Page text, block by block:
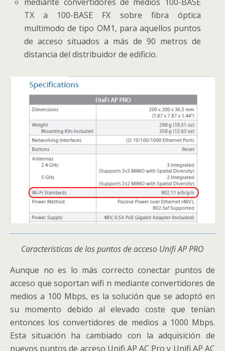
TX a 100-BASE FX sobre fibra óptica
multimodo de tipo OM1, para aquellos puntos
de acceso situados a más de 90 metros de
distancia del distribuidor de edificio.
Características de los puntos de acceso Unifi AP PRO
Aunque no es lo más correcto conectar puntos de
acceso que soportan wifi n mediante convertidores de
medios a 100 Mbps, es la solución que se adoptó en
su momento debido al elevado coste que tenían
entonces los convertidores de medios a 1000 Mbps.
Esta situación ha cambiado con la adquisición de
nuevos puntos de acceso Unifi AP AC Pro y Unifi AP AC